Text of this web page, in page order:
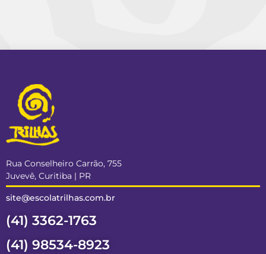
Rua Conselheiro Carrão, 755
Juvevê, Curitiba | PR
site@escolatrilhas.com.br
(41) 3362-1763
(41) 98534-8923